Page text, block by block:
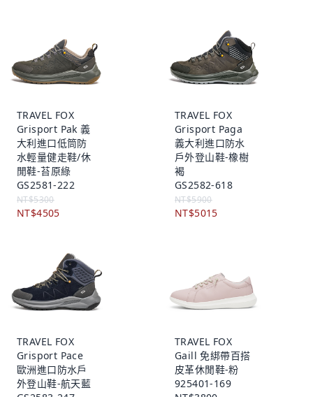
TRAVEL FOX
Grisport Pak 義
大利進口低筒防
水輕量健走鞋/休
閒鞋-苔原綠
GS2581-222
NT$5300
NT$4505
TRAVEL FOX
Grisport Paga
義大利進口防水
戶外登山鞋-橡樹
褐
GS2582-618
NT$5900
NT$5015
TRAVEL FOX
Grisport Pace
歐洲進口防水戶
外登山鞋-航天藍
TRAVEL FOX
Gaill 免綁帶百搭
皮革休閒鞋-粉
925401-169